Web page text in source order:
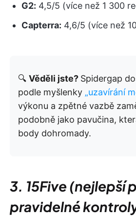
G2: 4,5/5 (více než 1 300
Capterra: 4,6/5 (více než
🔍 Věděli jste? Spidergap
podle myšlenky „uzavírání
výkonu a zpětné vazbě
podobně jako pavučina,
body dohromady.
3. 15Five (nejlepší
pravidelné